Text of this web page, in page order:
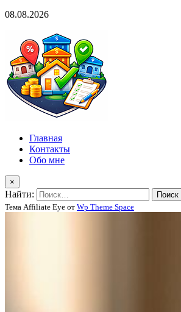
08.08.2026
Главная
Контакты
Обо мне
×
Найти:
Тема Affiliate Eye от Wp Theme Space